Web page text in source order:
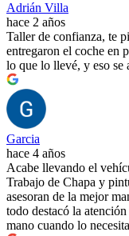
Adrián Villa
hace 2 años
Taller de confianza, te
entregaron el coche en
lo que lo llevé, y eso se
Garcia
hace 4 años
Acabe llevando el
Trabajo de Chapa y
asesoran de la mejor
todo destacó la
mano cuando lo